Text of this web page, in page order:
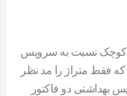
کوچک نسبت به سرویس
فقط متراژ را مد نظر
بهداشتی دو فاکتور